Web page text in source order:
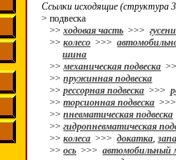
Ссылки исходящие (структура
> подвеска
>>ходовая часть >>>
>>колесо >>>
шина
>>механическая подвеска
>>пружинная подвеска
>>рессорная подвеска >>>
>>торсионная подвеска
>>пневматическая подвеска
>>гидропневматическая
>>колеса >>>докатка,
>>ось >>>автомобильный